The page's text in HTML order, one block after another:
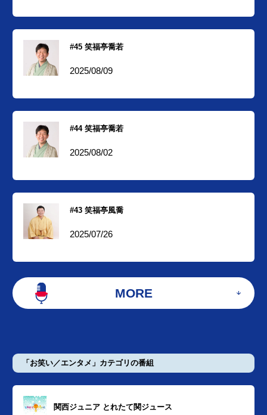
#45 笑福亭喬若
2025/08/09
#44 笑福亭喬若
2025/08/02
#43 笑福亭風喬
2025/07/26
MORE
「お笑い／エンタメ」カテゴリの番組
関西ジュニア とれたて関ジュース